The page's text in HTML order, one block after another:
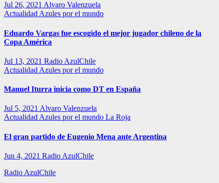
Jul 26, 2021 Alvaro Valenzuela
Actualidad Azules por el mundo
Eduardo Vargas fue escogido el mejor jugador chileno de la
Copa América
Jul 13, 2021 Radio AzulChile
Actualidad Azules por el mundo
Manuel Iturra inicia como DT en España
Jul 5, 2021 Alvaro Valenzuela
Actualidad Azules por el mundo La Roja
El gran partido de Eugenio Mena ante Argentina
Jun 4, 2021 Radio AzulChile
Radio AzulChile